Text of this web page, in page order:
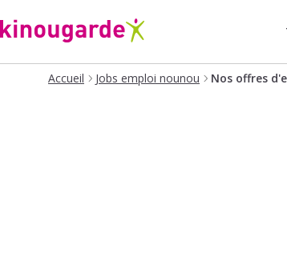
Accueil Jobs emploi nounou Nos offres